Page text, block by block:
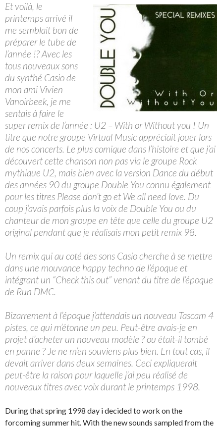
Et voilà, le
printemps arrivé il
me semblait bon de
préparer le tube de
l’année !? Avec les
tous nouveaux sons
du synthé Casio de
mon ami Vivien
Vanoirbeek, je me
sentais à faire le
super remix de l’année : U2 – With or Without you ! Un
titre que notre groupe Virtual Music appréciait jouer lors
de nos concerts. Le plus comique dans l’histoire et que j’ai
découvert cette chanson non pas via le groupe Rock
mythique U2, mais bien avec la version Dance du début
des années 90 du groupe Double You connu également
pour les titres Please don’t go et We all need love. Du
coup j’avais parfois plus la voix de Double You ou du
chanteur de mon groupe en tête que celle du groupe U2
original pendant que je réalisais mon petit remix 98.
Un remix qui au coté des sons Casio cherche à se mettre
dans une mouvance happy techno de l’époque et
intégrant un “Check this out” venant du titre de l’époque
de Run DMC.
Bizarrement à l’époque j’attendais un nouveau Tascam 4
pistes, ce qui m’étonne un peu. Peut-être avais-je en
projet d’acheter un nouveau modèle ? ou était-il tombé
en panne ? Je ne m’en souviens plus bien. En tout cas, il
devait arriver dans deux semaines. Ceci expliquerait
peut-être la raison pour laquelle j’ai peu réalisé de
nouveaux titres avec voix durant le printemps 1998.
During that spring 1998 day i decided to work on the
forcoming summer hit. With the new sounds sampled from the